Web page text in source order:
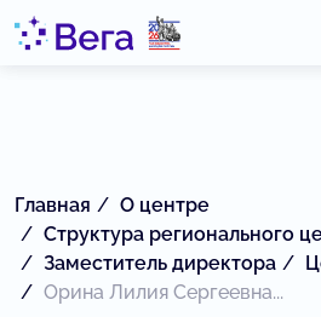
Главная
О центре
Структура регионального
Заместитель директора
Орина Лилия Сергеевна...